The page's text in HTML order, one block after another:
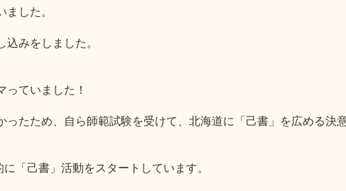
した。
みをしました。
っていました！
たため、自ら師範試験を受けて、北海道に「己書」を広める決
「己書」活動をスタートしています。